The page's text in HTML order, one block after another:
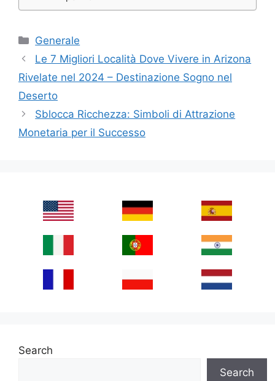
Categories
Generale
Le 7 Migliori Località Dove Vivere in Arizona
Rivelate nel 2024 – Destinazione Sogno nel
Deserto
Sblocca Ricchezza: Simboli di Attrazione
Monetaria per il Successo
Search
Search